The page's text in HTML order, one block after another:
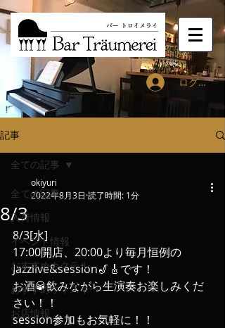
ログイン
記事
全ての記事
入荷情報
イベント情報
おすすめカクテル
おすすめウィスキー
お店情報
全ての記事
8/3
okiyuri
2022年8月3日 読了時間: 1分
8/3[水]
17:00開店、20:00より毎月恒例の
Jazzlive&session🎷🎸です！
お酒🥃飲みながら生演奏お楽しみくだ
さい！！
session参加もお気軽に！！